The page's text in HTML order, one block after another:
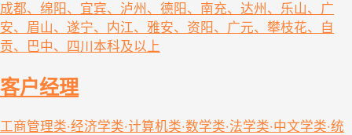
成都、绵阳、宜宾、泸州、德阳、南充、达州、乐山、广
安、眉山、遂宁、内江、雅安、资阳、广元、攀枝花、自
贡、巴中、四川 本科及以上
客户经理
工商管理类·经济学类·计算机类·数学类·法学类·中文学类·统